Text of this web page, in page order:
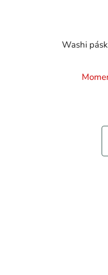
Washi